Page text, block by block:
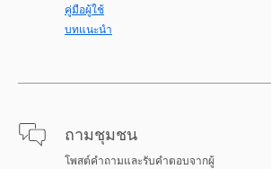
คู่มือผู้ใช้
บทแนะนำ
ถามชุมชน
โพสต์คำถามและรับคำตอบจากผู้